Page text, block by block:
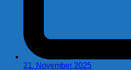
21. November 2025